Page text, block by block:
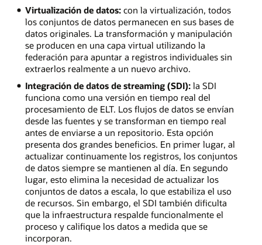
Virtualización de datos:con la virtualización, todos
los conjuntos de datos permanecen en sus bases de
datos originales. La transformación y manipulación
se producen en una capa virtual utilizando la
federación para apuntar a registros individuales sin
extraerlos realmente a un nuevo archivo.
Integración de datos de streaming (SDI):la SDI
funciona como una versión en tiempo real del
procesamiento de ELT. Los flujos de datos se envían
desde las fuentes y se transforman en tiempo real
antes de enviarse a un repositorio. Esta opción
presenta dos grandes beneficios. En primer lugar, al
actualizar continuamente los registros, los conjuntos
de datos siempre se mantienen al día. En segundo
lugar, esto elimina la necesidad de actualizar los
conjuntos de datos a escala, lo que estabiliza el uso
de recursos. Sin embargo, el SDI también dificulta
que la infraestructura respalde funcionalmente el
proceso y califique los datos a medida que se
incorporan.